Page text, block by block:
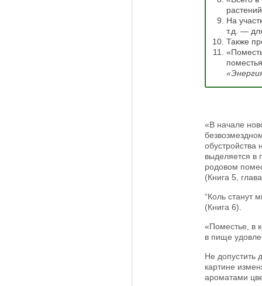
На
т.д. —
Также
«В начале
обустройства
выделяется в
родовом
(Книга 5,
“Коль станут
(Книга 6).
«Поместье, в
в пище
Не допустить
картине
ароматами